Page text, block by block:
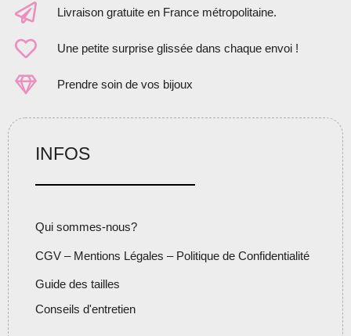
Livraison gratuite en France métropolitaine.
Une petite surprise glissée dans chaque envoi !
Prendre soin de vos bijoux
INFOS
Qui sommes-nous?
CGV – Mentions Légales – Politique de Confidentialité
Guide des tailles
Conseils d'entretien